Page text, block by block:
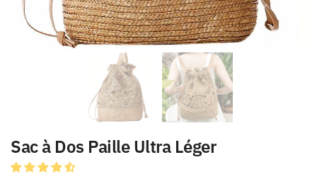
Sac à Dos Paille Ultra Léger